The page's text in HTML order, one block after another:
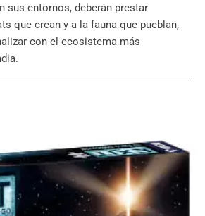
sus entornos, deberán prestar
que crean y a la fauna que pueblan,
con el ecosistema más